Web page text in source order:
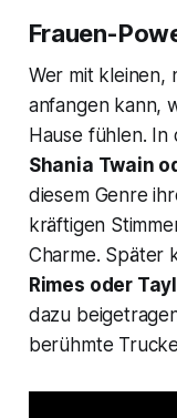
Frauen-
Wer mit kleinen,
anfangen kann,
Hause fühlen.
Shania Twain
diesem Genre
kräftigen
Charme. Später
Rimes oder
dazu
berühmte